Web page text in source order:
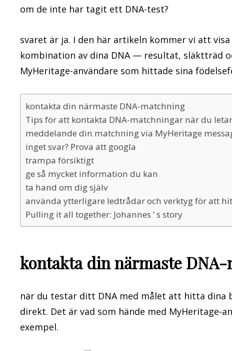
om de inte har tagit ett DNA-test?
svaret är ja. I den här artikeln kommer vi att
kombination av dina DNA — resultat, släktträd
MyHeritage-användare som hittade sina
kontakta din närmaste DNA-matchning
Tips för att kontakta DNA-matchningar när du
meddelande din matchning via MyHeritage
inget svar? Prova att googla
trampa försiktigt
ge så mycket information du kan
ta hand om dig själv
använda ytterligare ledtrådar och verktyg för att
Pulling it all together: Johannes ’ s story
kontakta din närmaste
när du testar ditt DNA med målet att hitta dina
direkt. Det är vad som hände med MyHeritage-
exempel.